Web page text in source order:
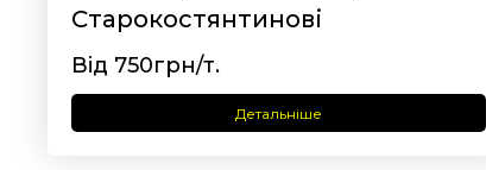
Старокостянтинові
Від 750грн/т.
Детальніше